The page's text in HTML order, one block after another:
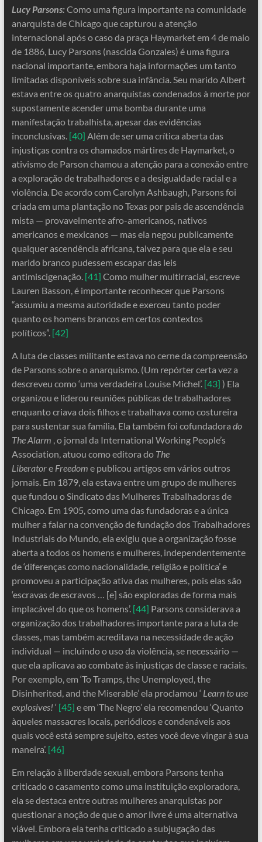
Lucy Parsons:Como uma figura importante na comunidade
anarquista de Chicago que capturou a atenção
internacional após o caso da praça Haymarket em 4 de maio
de 1886, Lucy Parsons (nascida Gonzales) é uma figura
nacional importante, embora haja informações um tanto
limitadas disponíveis sobre sua infância. Seu marido Albert
estava entre os quatro anarquistas condenados à morte por
supostamente acender uma bomba durante uma
manifestação trabalhista, apesar das evidências
inconclusivas.[40] Além de ser uma crítica aberta das
injustiças contra os chamados mártires de Haymarket, o
ativismo de Parson chamou a atenção para a conexão entre
a exploração de trabalhadores e a desigualdade racial e a
violência. De acordo com Carolyn Ashbaugh, Parsons foi
criada em uma plantação no Texas por pais de ascendência
mista — provavelmente afro-americanos, nativos
americanos e mexicanos — mas ela negou publicamente
qualquer ascendência africana, talvez para que ela e seu
marido branco pudessem escapar das leis
antimiscigenação.[41] Como mulher multirracial, escreve
Lauren Basson, é importante reconhecer que Parsons
“assumiu a mesma autoridade e exerceu tanto poder
quanto os homens brancos em certos contextos
políticos”.[42]
A luta de classes militante estava no cerne da compreensão
de Parsons sobre o anarquismo. (Um repórter certa vez a
descreveu como ‘uma verdadeira Louise Michel’. [43] ) Ela
organizou e liderou reuniões públicas de trabalhadores
enquanto criava dois filhos e trabalhava como costureira
para sustentar sua família. Ela também foi cofundadora do
The Alarm , o jornal da International Working People’s
Association, atuou como editora do The
Liberatore Freedom e publicou artigos em vários outros
jornais. Em 1879, ela estava entre um grupo de mulheres
que fundou o Sindicato das Mulheres Trabalhadoras de
Chicago. Em 1905, como uma das fundadoras e a única
mulher a falar na convenção de fundação dos Trabalhadores
Industriais do Mundo, ela exigiu que a organização fosse
aberta a todos os homens e mulheres, independentemente
de ‘diferenças como nacionalidade, religião e política’ e
promoveu a participação ativa das mulheres, pois elas são
‘escravas de escravos … [e] são exploradas de forma mais
implacável do que os homens’. [44] Parsons considerava a
organização dos trabalhadores importante para a luta de
classes, mas também acreditava na necessidade de ação
individual — incluindo o uso da violência, se necessário —
que ela aplicava ao combate às injustiças de classe e raciais.
Por exemplo, em ‘To Tramps, the Unemployed, the
Disinherited, and the Miserable’ ela proclamou ‘ Learn to use
explosives! ‘ [45] e em ‘The Negro’ ela recomendou ‘Quanto
àqueles massacres locais, periódicos e condenáveis ​​aos
quais você está sempre sujeito, estes você deve vingar à sua
maneira’. [46]
Em relação à liberdade sexual, embora Parsons tenha
criticado o casamento como uma instituição exploradora,
ela se destaca entre outras mulheres anarquistas por
questionar a noção de que o amor livre é uma alternativa
viável. Embora ela tenha criticado a subjugação das